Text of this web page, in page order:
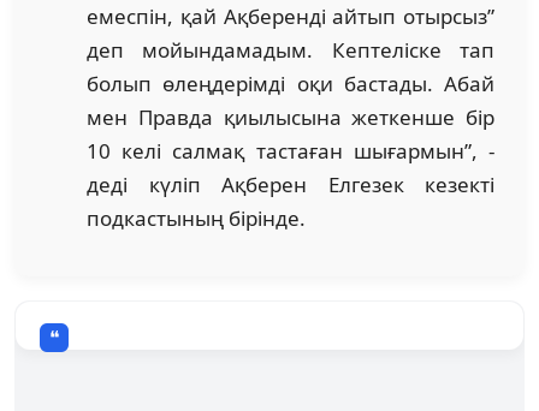
емеспін, қай Ақберенді айтып отырсыз”
деп мойындамадым. Кептеліске тап
болып өлеңдерімді оқи бастады. Абай
мен Правда қиылысына жеткенше бір
10 келі салмақ тастаған шығармын”, -
деді күліп Ақберен Елгезек кезекті
подкастының бірінде.